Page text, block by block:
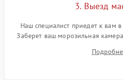
3. Выезд
Наш специалист приедет к вам
Заберет ваш морозильная